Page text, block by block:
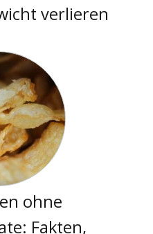
verlieren
ohne
Fakten,